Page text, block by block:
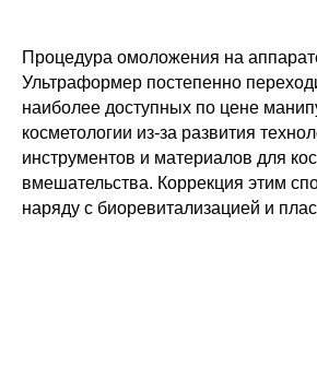
Процедура омоложения на
Ультраформер постепенно
наиболее доступных по цене
косметологии из-за развития
инструментов и материалов для
вмешательства. Коррекция этим
наряду с биоревитализацией и